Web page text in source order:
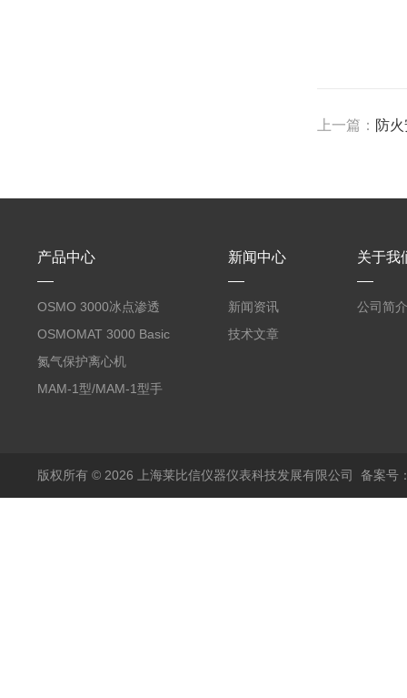
上一篇： 防
产品中心
OSMO 3000冰点渗透
压仪
OSMOMAT 3000 Basic
冰点渗透压仪
氮气保护离心机
MAM-1型/MAM-1型手
新闻中心
新闻资讯
技术文章
关于我
公司简介
版权所有 © 2026 上海莱比信仪器仪表科技发展有限公司 备案号